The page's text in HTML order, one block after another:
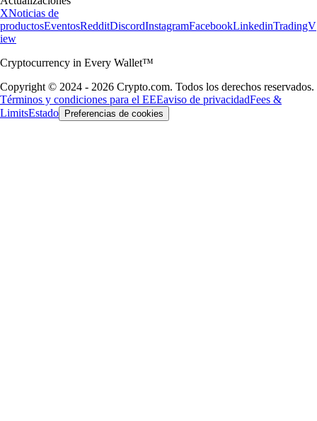
XNoticias de
productosEventosRedditDiscordInstagramFacebookLinkedinTradingV
iew
Cryptocurrency in Every Wallet™
Copyright © 2024 - 2026 Crypto.com. Todos los derechos reservados.
Términos y condiciones para el EEEaviso de privacidadFees &
LimitsEstado Preferencias de cookies